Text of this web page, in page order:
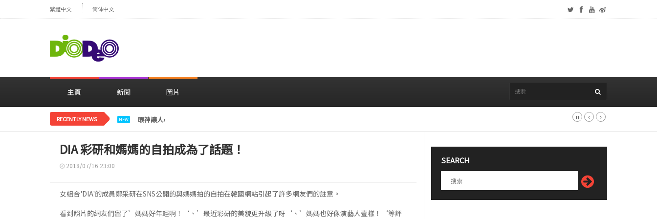
繁體中文 简体中文
主頁 新聞 圖片
RECENTLY NEWS NEW 眼神讓人心動，美貌閃耀……安宥真，就算瞪着看也很漂亮呢
DIA 彩研和媽媽的自拍成為了話題！
2018/07/16 23:00
女組合'DIA'的成員鄭采研在SNS公開的與媽媽拍的自拍在韓國網站引起了許多網友們的註意。
看到照片的網友們留了’媽媽好年輕啊！‘、’最近彩研的美貌更升級了呀‘、’媽媽也好像演藝人壹樣！‘等評
SEARCH